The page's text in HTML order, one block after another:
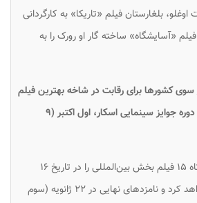
بلغارستان فیلم «تاریکا» به کارگردانی
«آسایشگاه» ساخته گار او رورک را به
سوی کشورها برای رقابت در شاخه بهترین فیلم
بین‌المللی نود و هشتمین دوره جوایز سینمایی اسکار، اول اکتبر (۹
آکادمی اسکار فهرست کوتاه ۱۵ فیلم بخش بین‌المللی را در تاریخ ۱۶
دسامبر (۲۵ آذر) اعلام خواهد کرد و نامزدهای نهایی در ۲۲ ژانویه (سوم